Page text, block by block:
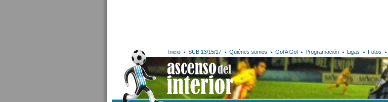
Inicio SUB 13/15/17 Quiénes somos Gol A Gol Programación Ligas Fotos